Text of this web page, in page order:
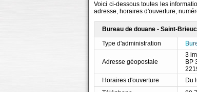
Voici ci-dessous toutes les
adresse, horaires d'ouverture,
Bureau de douane - Saint-Brieuc
Type d'administration
Adresse géopostale
3
BP
Horaires d'ouverture
Du